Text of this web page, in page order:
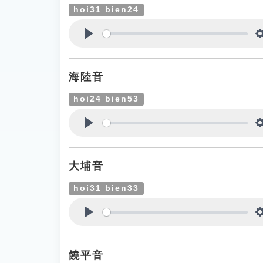
hoi31 bien24
海陸音
hoi24 bien53
大埔音
hoi31 bien33
饒平音